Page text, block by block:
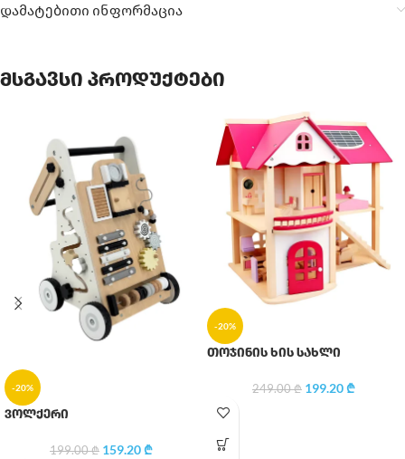
დამატებითი ინფორმაცია
მსგავსი პროდუქტები
-20%
ვოლქერი
199.00₾ 159.20₾
-20%
თოჯინის ხის სახლი
249.00₾ 199.20₾